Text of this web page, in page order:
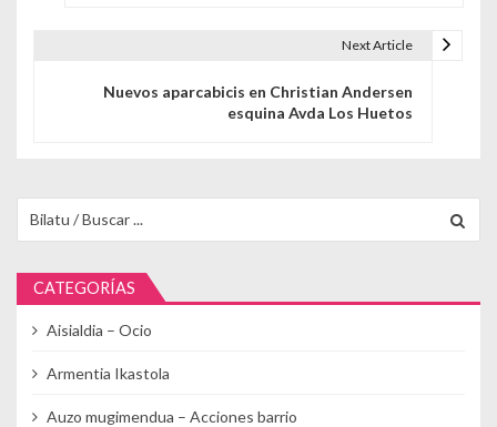
Next Article
Nuevos aparcabicis en Christian Andersen
esquina Avda Los Huetos
CATEGORÍAS
Aisialdia – Ocio
Armentia Ikastola
Auzo mugimendua – Acciones barrio